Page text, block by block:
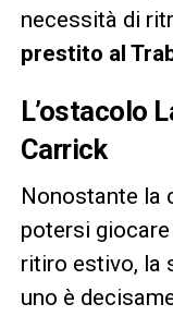
necessità di
prestito al
L’ostacolo
Carrick
Nonostante la
potersi
ritiro estivo, la
uno è